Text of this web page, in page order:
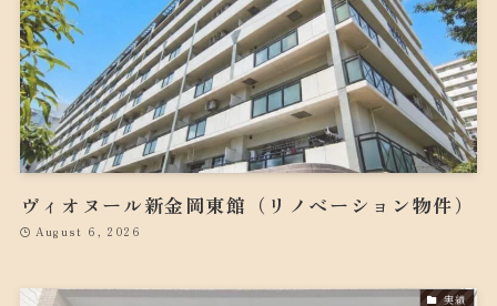
ヴィオヌール新金岡東館（リノベーション物件）
August 6, 2026
実績